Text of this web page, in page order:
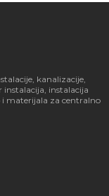
kanalizacije,
instalacija
materijala za centralno